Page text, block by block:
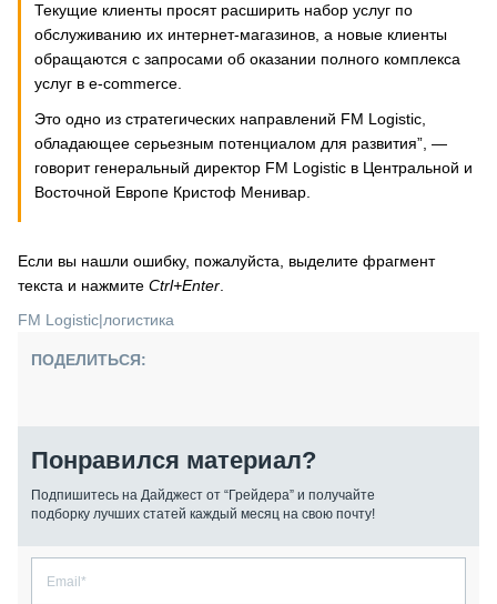
Текущие клиенты просят расширить набор услуг по
обслуживанию их интернет-магазинов, а новые клиенты
обращаются с запросами об оказании полного комплекса
услуг в e-commerce.
Это одно из стратегических направлений FM Logistic,
обладающее серьезным потенциалом для развития”, —
говорит генеральный директор FM Logistic в Центральной и
Восточной Европе Кристоф Менивар.
Если вы нашли ошибку, пожалуйста, выделите фрагмент
текста и нажмите Ctrl+Enter
FM Logistic|логистика
ПОДЕЛИТЬСЯ:
Понравился материал?
Подпишитесь на Дайджест от “Грейдера” и получайте
подборку лучших статей каждый месяц на свою почту!